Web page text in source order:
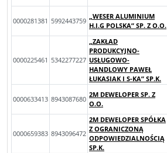
0000281381 5992443759
„WESER ALUMINIUM
H.I.G POLSKA” SP. Z O.O.
0000225461 5342277227
„ZAKŁAD
PRODUKCYJNO-
USŁUGOWO-
HANDLOWY PAWEŁ
ŁUKASIAK I S-KA” SP.K.
0000633413 8943087680
2M DEWELOPER SP. Z
O.O.
0000659383 8943096472
2M DEWELOPER SPÓŁKA
Z OGRANICZONĄ
ODPOWIEDZIALNOŚCIĄ
SP.K.